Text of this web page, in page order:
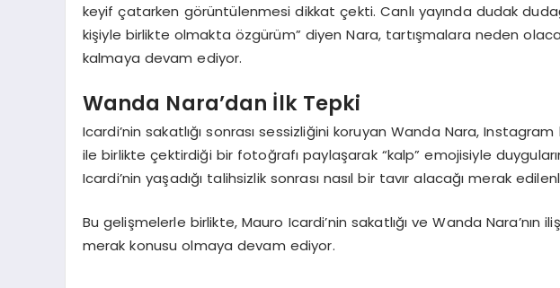
keyif çatarken görüntülenmesi dikkat çekti. Canlı yayında dudak
kişiyle birlikte olmakta özgürüm” diyen Nara, tartışmalara neden
kalmaya devam ediyor.
Wanda Nara’dan İlk Tepki
Icardi’nin sakatlığı sonrası sessizliğini koruyan Wanda Nara,
ile birlikte çektirdiği bir fotoğrafı paylaşarak “kalp” emojisiyle
Icardi’nin yaşadığı talihsizlik sonrası nasıl bir tavır alacağı merak
Bu gelişmelerle birlikte, Mauro Icardi’nin sakatlığı ve Wanda Nara’nın
merak konusu olmaya devam ediyor.